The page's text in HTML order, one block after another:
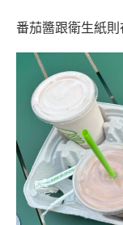
番茄醬跟衛生紙